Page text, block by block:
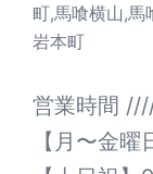
町,馬喰横山,馬
岩本町
営業時間
【月〜金